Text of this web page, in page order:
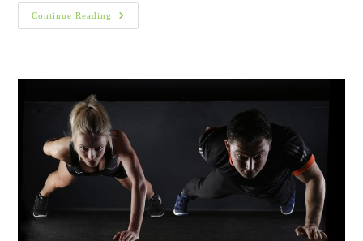
Continue Reading
Επιδράσεις
Από